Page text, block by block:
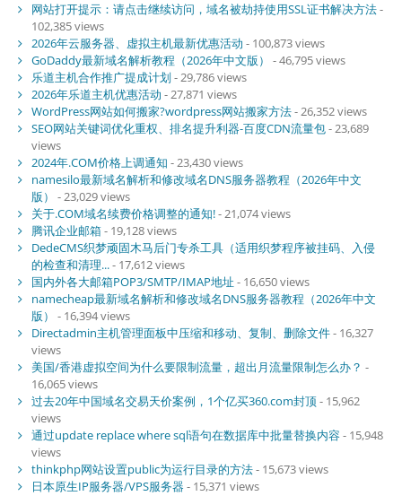
网站打开提示：请点击继续访问，域名被劫持使用SSL证书解决方法-
102,385 views
2026年云服务器、虚拟主机最新优惠活动 - 100,873 views
GoDaddy最新域名解析教程（2026年中文版）
- 46,795 views
乐道主机合作推广提成计划- 29,786 views
2026年乐道主机优惠活动 - 27,871 views
WordPress网站如何搬家?wordpress网站搬家方法- 26,352 views
SEO网站关键词优化重权、排名提升利器-百度CDN流量包- 23,689
views
2024年.COM价格上调通知 - 23,430 views
namesilo最新域名解析和修改域名DNS服务器教程（2026年中文
版）
- 23,029 views
关于.COM域名续费价格调整的通知!- 21,074 views
腾讯企业邮箱- 19,128 views
DedeCMS织梦顽固木马后门专杀工具（适用织梦程序被挂码、入侵
的检查和清理...- 17,612 views
国内外各大邮箱POP3/SMTP/IMAP地址 - 16,650 views
namecheap最新域名解析和修改域名DNS服务器教程（2026年中文
版）
- 16,394 views
Directadmin主机管理面板中压缩和移动、复制、删除文件- 16,327
views
美国/香港虚拟空间为什么要限制流量，超出月流量限制怎么办？ -
16,065 views
过去20年中国域名交易天价案例，1个亿买360.com封顶- 15,962
views
通过update replace where sql语句在数据库中批量替换内容- 15,948
views
thinkphp网站设置public为运行目录的方法- 15,673 views
日本原生IP服务器/VPS服务器 - 15,371 views